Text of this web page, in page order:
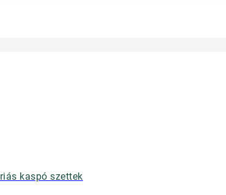
kaspó szettek